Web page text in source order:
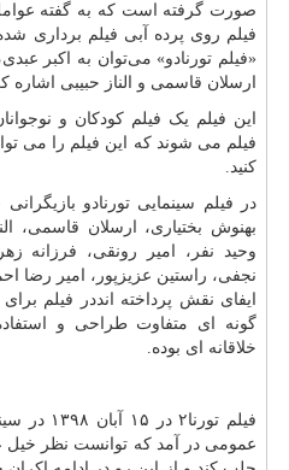
فیلم روی پرده آبی فیلم برداری
«فیلم تورنادو» می‌توان به اکبر
ارسلان قاسمی و الناز حبیبی اشاره
این فیلم یک فیلم کودکان و
فیلم می شوند که این فیلم را می
کنید.
در فیلم سینمایی تورنادو
بهنوش بختیاری، ارسلان قاسمی،
وحید نفر، امیر رونقی، فرزانه
نجفی، راستین عزیزپور، امیر رضا
ایفای نقش پرداخته انددر فیلم برای
گونه ای متفاوت طراحی و
خلاقانه ای بوده.
فیلم تورنا۲در ۱۵ آبان ۱۳۹۸ در
عمومی در آمد که توانست نظر خیل